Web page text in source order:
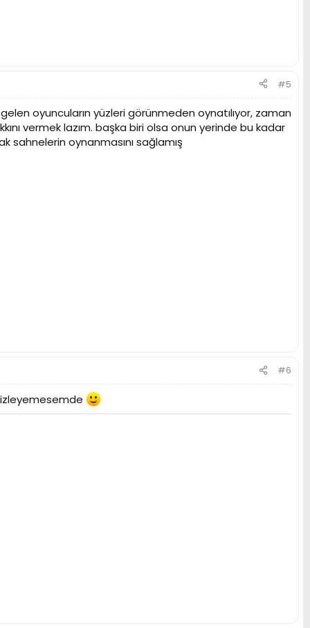
#5
oyuncuların yüzleri görünmeden oynatılıyor, zaman
vermek lazım. başka biri olsa onun yerinde bu kadar
sahnelerin oynanmasını sağlamış
#6